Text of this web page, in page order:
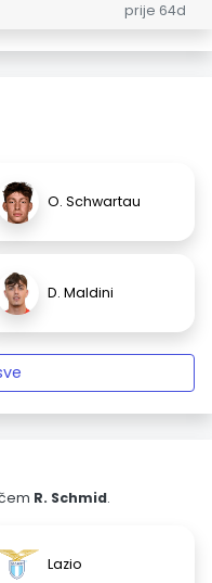
prije 64d
O. Schwartau
D. Maldini
R. Schmid.
Lazio